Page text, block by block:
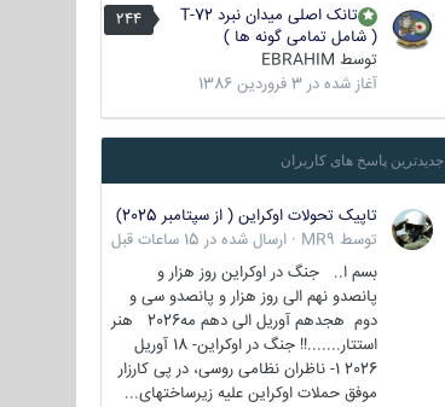
244
تانک اصلی میدان نبرد T-72
( شامل تمامی گونه ها )
توسط EBRAHIM
آغاز شده در 3 فروردین 1386
جدیدترین پاسخ های کاربران
تاپیک تحولات اوکراین ( از سپتامبر 2025)
توسط MR9
· ارسال شده در 15 ساعات قبل
بسم ا.. جنگ در اوکراین روز هزار و
پانصدو نهم الی روز هزار و پانصدو سی و
دوم هجدهم آوریل الی دهم مه2026 هنر
استتار.......!! جنگ در اوکراین- 18 آوریل
2026 1- ناظران نظامی روسی، در پی کارزار
موفق حملات اوکراین علیه زیرساختهای...